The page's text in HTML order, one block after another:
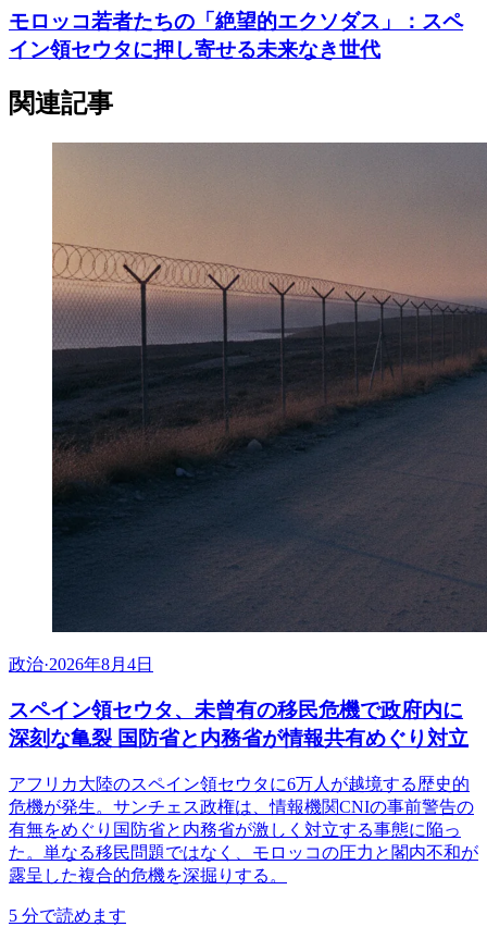
モロッコ若者たちの「絶望的エクソダス」：スペ
イン領セウタに押し寄せる未来なき世代
関連記事
政治·2026年8月4日
スペイン領セウタ、未曾有の移民危機で政府内に
深刻な亀裂 国防省と内務省が情報共有めぐり対立
アフリカ大陸のスペイン領セウタに6万人が越境する歴史的
危機が発生。サンチェス政権は、情報機関CNIの事前警告の
有無をめぐり国防省と内務省が激しく対立する事態に陥っ
た。単なる移民問題ではなく、モロッコの圧力と閣内不和が
露呈した複合的危機を深掘りする。
5 分で読めます